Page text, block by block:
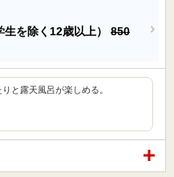
生を除く12歳以上） 850
と露天風呂が楽しめる。